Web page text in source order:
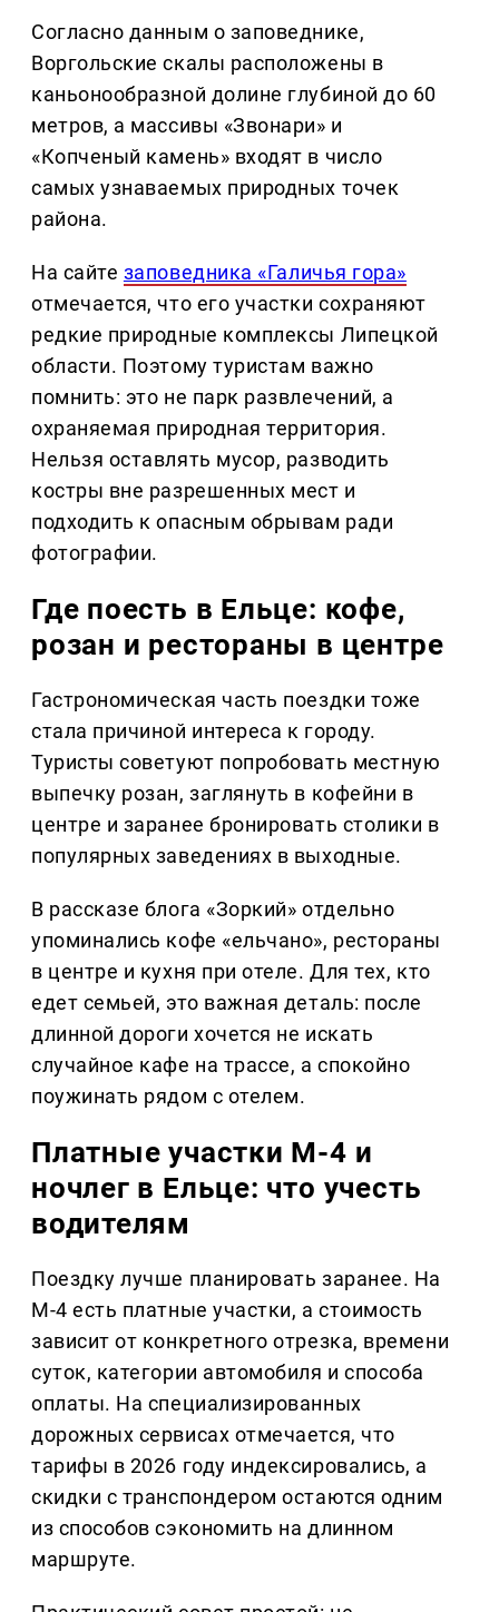
Согласно данным о заповеднике,
Воргольские скалы расположены в
каньонообразной долине глубиной до 60
метров, а массивы «Звонари» и
«Копченый камень» входят в число
самых узнаваемых природных точек
района.
На сайте заповедника «Галичья гора»
отмечается, что его участки сохраняют
редкие природные комплексы Липецкой
области. Поэтому туристам важно
помнить: это не парк развлечений, а
охраняемая природная территория.
Нельзя оставлять мусор, разводить
костры вне разрешенных мест и
подходить к опасным обрывам ради
фотографии.
Где поесть в Ельце: кофе,
розан и рестораны в центре
Гастрономическая часть поездки тоже
стала причиной интереса к городу.
Туристы советуют попробовать местную
выпечку розан, заглянуть в кофейни в
центре и заранее бронировать столики в
популярных заведениях в выходные.
В рассказе блога «Зоркий» отдельно
упоминались кофе «ельчано», рестораны
в центре и кухня при отеле. Для тех, кто
едет семьей, это важная деталь: после
длинной дороги хочется не искать
случайное кафе на трассе, а спокойно
поужинать рядом с отелем.
Платные участки М-4 и
ночлег в Ельце: что учесть
водителям
Поездку лучше планировать заранее. На
М-4 есть платные участки, а стоимость
зависит от конкретного отрезка, времени
суток, категории автомобиля и способа
оплаты. На специализированных
дорожных сервисах отмечается, что
тарифы в 2026 году индексировались, а
скидки с транспондером остаются одним
из способов сэкономить на длинном
маршруте.